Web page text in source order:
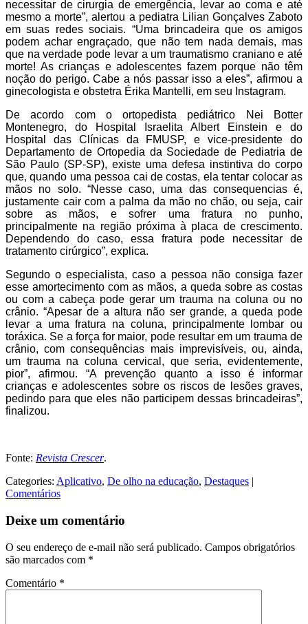
necessitar de cirurgia de emergência, levar ao coma e até
mesmo a morte”, alertou a pediatra Lilian Gonçalves Zaboto
em suas redes sociais. “Uma brincadeira que os amigos
podem achar engraçado, que não tem nada demais, mas
que na verdade pode levar a um traumatismo craniano e até
morte! As crianças e adolescentes fazem porque não têm
noção do perigo. Cabe a nós passar isso a eles”, afirmou a
ginecologista e obstetra Érika Mantelli, em seu Instagram.
De acordo com o ortopedista pediátrico Nei Botter
Montenegro, do Hospital Israelita Albert Einstein e do
Hospital das Clínicas da FMUSP, e vice-presidente do
Departamento de Ortopedia da Sociedade de Pediatria de
São Paulo (SP-SP), existe uma defesa instintiva do corpo
que, quando uma pessoa cai de costas, ela tentar colocar as
mãos no solo. “Nesse caso, uma das consequencias é,
justamente cair com a palma da mão no chão, ou seja, cair
sobre as mãos, e sofrer uma fratura no punho,
principalmente na região próxima à placa de crescimento.
Dependendo do caso, essa fratura pode necessitar de
tratamento cirúrgico”, explica.
Segundo o especialista, caso a pessoa não consiga fazer
esse amortecimento com as mãos, a queda sobre as costas
ou com a cabeça pode gerar um trauma na coluna ou no
crânio. “Apesar de a altura não ser grande, a queda pode
levar a uma fratura na coluna, principalmente lombar ou
toráxica. Se a força for maior, pode resultar em um trauma de
crânio, com consequências mais imprevisíveis, ou, ainda,
um trauma na coluna cervical, que seria, evidentemente,
pior”, afirmou. “A prevenção quanto a isso é informar
crianças e adolescentes sobre os riscos de lesões graves,
pedindo para que eles não participem dessas brincadeiras”,
finalizou.
Fonte: Revista Crescer.
Categories: Aplicativo, De olho na educação, Destaques |
Comentários
Deixe um comentário
O seu endereço de e-mail não será publicado. Campos obrigatórios
são marcados com *
Comentário *